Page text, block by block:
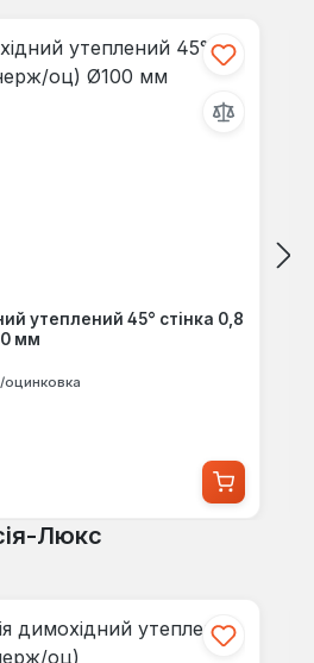
утеплений 45° стінка 0,8
мм
оцинковка
Люкс